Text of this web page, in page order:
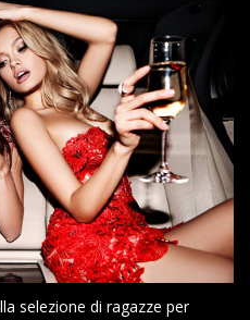
selezione di ragazze per